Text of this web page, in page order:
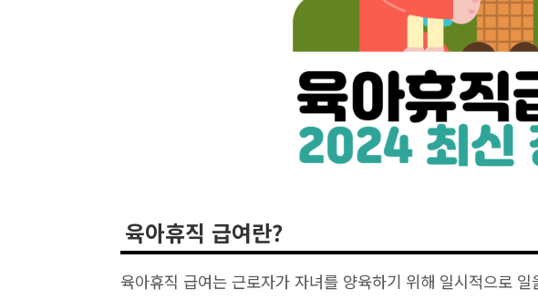
육아휴직 급여란?
육아휴직 급여는 근로자가 자녀를 양육하기 위해 일시적으로